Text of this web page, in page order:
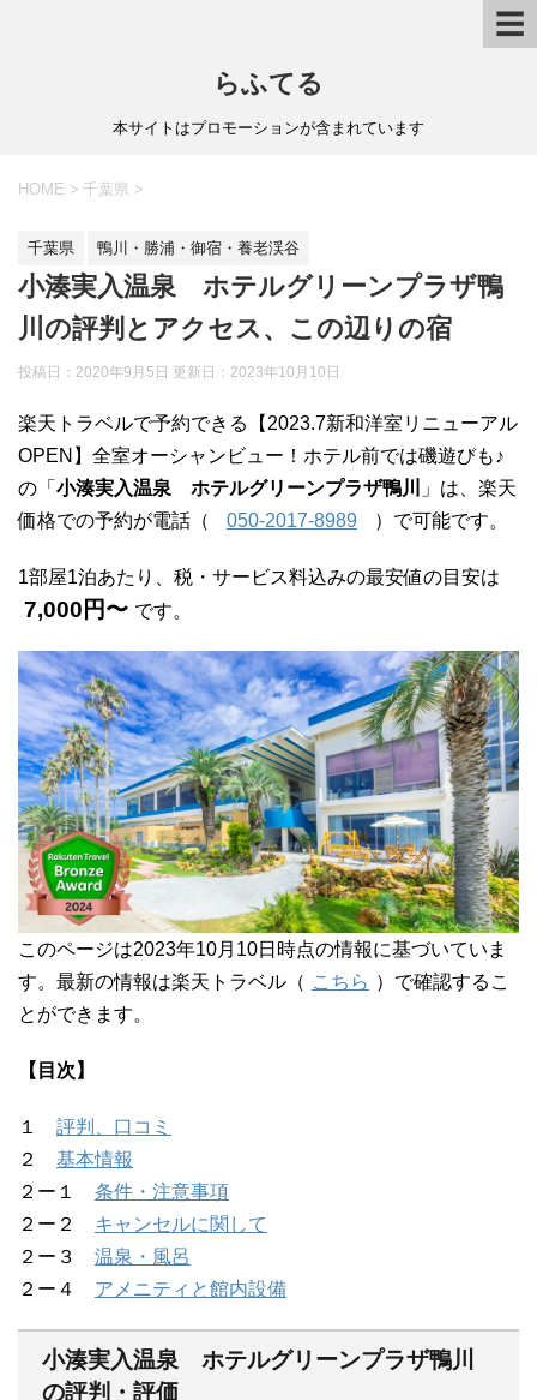
☰
らふてる
本サイトはプロモーションが含まれています
HOME > 千葉県 >
千葉県 鴨川・勝浦・御宿・養老渓谷
小湊実入温泉 ホテルグリーンプラザ鴨
川の評判とアクセス、この辺りの宿
投稿日：2020年9月5日 更新日： 2023年10月10日
楽天トラベルで予約できる【2023.7新和洋室リニューアル
OPEN】全室オーシャンビュー！ホテル前では磯遊びも♪
の「 小湊実入温泉 ホテルグリーンプラザ鴨川
」は、楽天
価格での予約が電話（
050-2017-8989 ）で可能です。
1部屋1泊あたり、税・サービス料込みの最安値の目安は
7,000円〜 です。
このページは2023年10月10日時点の情報に基づいていま
す。最新の情報は楽天トラベル（ こちら ）で確認するこ
とができます。
【目次】
１ 評判、口コミ
２ 基本情報
２ー１ 条件・注意事項
２ー２ キャンセルに関して
２ー３ 温泉・風呂
２ー４ アメニティと館内設備
小湊実入温泉 ホテルグリーンプラザ鴨川
の評判・評価